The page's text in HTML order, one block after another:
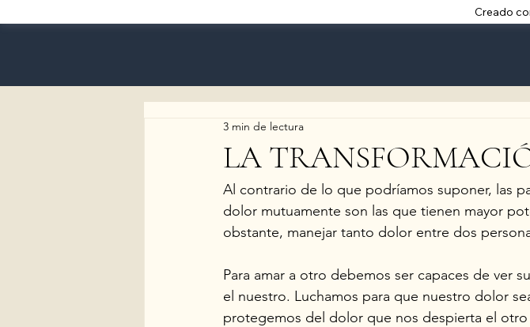
Creado
LA
3 min de lectura
Al contrario de lo que podríamos suponer, las
dolor mutuamente son las que tienen mayor
obstante, manejar tanto dolor entre dos
Para amar a otro debemos ser capaces de ver
el nuestro. Luchamos para que nuestro dolor
protegemos del dolor que nos despierta el